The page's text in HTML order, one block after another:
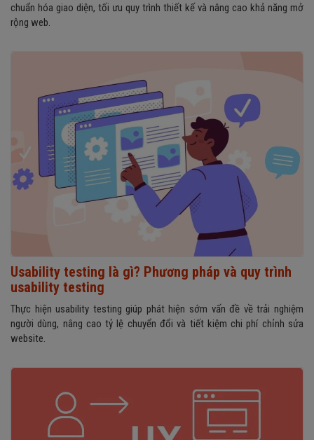
chuẩn hóa giao diện, tối ưu quy trình thiết kế và nâng cao khả năng mở
rộng web.
Usability testing là gì? Phương pháp và quy trình
usability testing
Thực hiện usability testing giúp phát hiện sớm vấn đề về trải nghiệm
người dùng, nâng cao tỷ lệ chuyển đổi và tiết kiệm chi phí chỉnh sửa
website.